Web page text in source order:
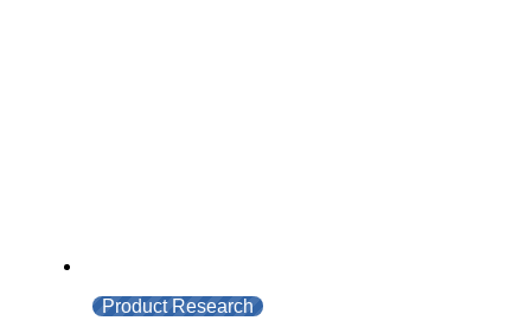
Product Research